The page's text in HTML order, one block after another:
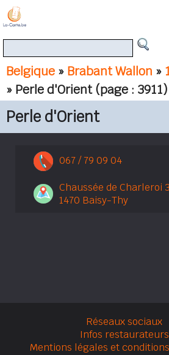
Belgique » Brabant Wallon »
» Perle d'Orient (page : 3911)
Perle d'Orient
067 / 79 09 04
Chaussée de Charleroi 3
1470 Baisy-Thy
Réseaux sociaux
Infos restaurateurs
Mentions légales et